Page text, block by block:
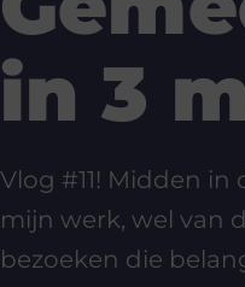
in 3
Vlog #11! Midden
mijn werk, wel van
bezoeken die